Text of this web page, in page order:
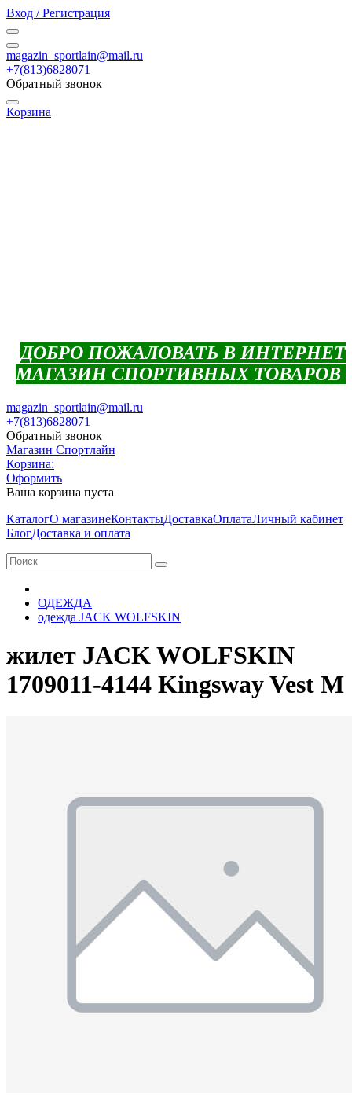
Вход / Регистрация
magazin_sportlain@mail.ru
+7(813)6828071
Обратный звонок
Корзина
ДОБРО ПОЖАЛОВАТЬ В ИНТЕРНЕТ
МАГАЗИН СПОРТИВНЫХ ТОВАРОВ
magazin_sportlain@mail.ru
+7(813)6828071
Обратный звонок
Магазин Спортлайн
Корзина:
Оформить
Ваша корзина пуста
КаталогО магазинеКонтактыДоставкаОплатаЛичный кабинет
БлогДоставка и оплата
ОДЕЖДА
одежда JACK WOLFSKIN
жилет JACK WOLFSKIN
1709011-4144 Kingsway Vest M